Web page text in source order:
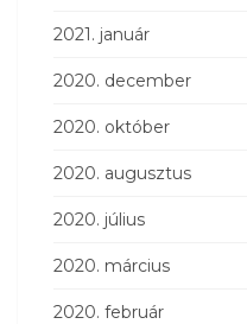
2021. január
2020. december
2020. október
2020. augusztus
2020. július
2020. március
2020. február